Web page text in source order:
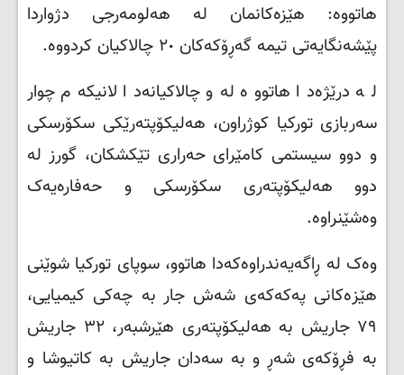
هاتووە: هێزه‌کانمان له‌ هه‌لومه‌رجی دژواردا
پێشه‌نگایه‌تی تیمه‌ گه‌ڕۆکه‌کان ٢٠ چالاکیان کردووه.
لە درێژەدا هاتووە له‌و چالاکیانه‌دا لانیکه‌م چوار
سەربازی تورکیا کوژراون، هه‌لیکۆپته‌رێکی سکۆرسکی
و دوو سیستمی کامێرای حه‌راری تێکشکان، گورز له‌
دوو هه‌لیکۆپته‌ری سکۆرسکی و حه‌فاره‌یه‌ک
وەشێنراوە.
وەک لە ڕاگەیەندراوەکەدا هاتوو، سوپای تورکیا شوێنی
هێزەکانی پەکەکەی شەش جار به‌ چه‌کی کیمیایی،
٧٩ جاریش به‌ هه‌لیکۆپته‌ری هێرشبه‌ر، ٣٢ جاریش
به‌ فڕۆکه‌ی شه‌ڕ و به‌ سه‌دان جاریش به‌ کاتیوشا و